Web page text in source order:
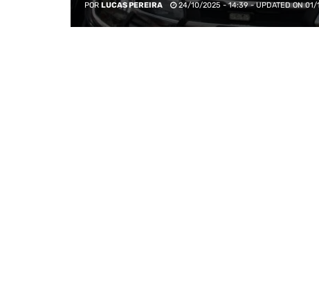
POR LUCAS PEREIRA 24/10/2025 - 14:39 - UPDATED ON 01/